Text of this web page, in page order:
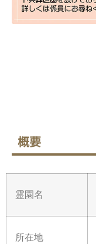
概要
霊園名
所在地